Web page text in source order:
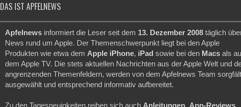
DAS IST APFELNEWS
Apfelnews informiert die Leser seit dem 13. Dezember 2008 täglich
News rund um Apple. Der Themenschwerpunkt liegt bei den Apple
Produkten wie etwa dem Apple iPhone, iPad sowie bei den Macs als
dem Apple TV. Die stets aktuellen Nachrichten aus der Apple Welt und
angrenzenden Themenfeldern, werden von dem Apfelnews Team
ausgewählt und entsprechend informativ aufbereitet.
Zu den Tagesneuigkeiten reihen sich auch Anleitungen App-Reviews